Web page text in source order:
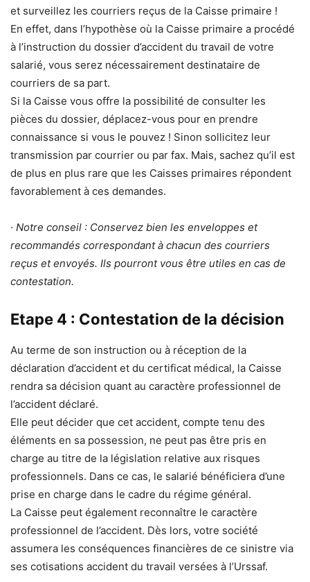
et surveillez les courriers reçus de la Caisse primaire !
En effet, dans l’hypothèse où la Caisse primaire a procédé
à l’instruction du dossier d’accident du travail de votre
salarié, vous serez nécessairement destinataire de
courriers de sa part.
Si la Caisse vous offre la possibilité de consulter les
pièces du dossier, déplacez-vous pour en prendre
connaissance si vous le pouvez ! Sinon sollicitez leur
transmission par courrier ou par fax. Mais, sachez qu’il est
de plus en plus rare que les Caisses primaires répondent
favorablement à ces demandes.
· Notre conseil : Conservez bien les enveloppes et
recommandés correspondant à chacun des courriers
reçus et envoyés. Ils pourront vous être utiles en cas de
contestation.
Etape 4 : Contestation de la décision
Au terme de son instruction ou à réception de la
déclaration d’accident et du certificat médical, la Caisse
rendra sa décision quant au caractère professionnel de
l’accident déclaré.
Elle peut décider que cet accident, compte tenu des
éléments en sa possession, ne peut pas être pris en
charge au titre de la législation relative aux risques
professionnels. Dans ce cas, le salarié bénéficiera d’une
prise en charge dans le cadre du régime général.
La Caisse peut également reconnaître le caractère
professionnel de l’accident. Dès lors, votre société
assumera les conséquences financières de ce sinistre via
ses cotisations accident du travail versées à l’Urssaf.